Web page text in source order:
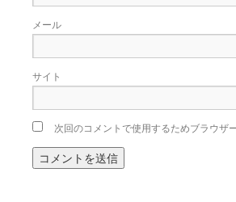
メール
サイト
次回のコメントで使用するためブラウザ